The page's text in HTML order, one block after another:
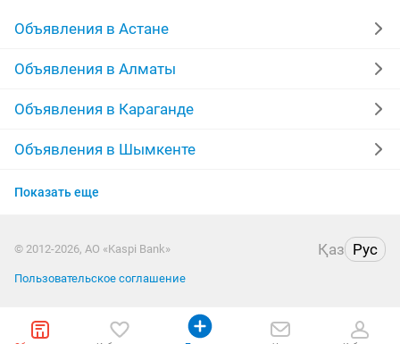
печать для наружной рекламы
Объявления в Астане
Объявления в Алматы
Объявления в Караганде
Объявления в Шымкенте
Объявления в Усть-Каменогорске
Объявления в Актау
Показать еще
© 2012-2026, АО «Kaspi Bank» Қаз Рус
Пользовательское соглашение